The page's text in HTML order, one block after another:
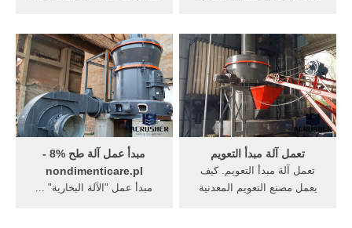
كسارة ... Get Price Email
contact ...
الرمال بيدرا محجر الحجر محجر
كسارة تأجير نيجيريا محجر
كسارة تأجير نيجيريا كيف
الرخام الحصول على يستخرج
من محجر تكلفة محجر .
مبدأ عمل آلة طح %8 -
nondimenticare.pl
مبدأ عمل "الآلة البخارية" ...
تعمل آلة مبدأ التعويم
تعمل آلة مبدأ التعويم. كيف
يعمل مصنع التعويم المعدنية